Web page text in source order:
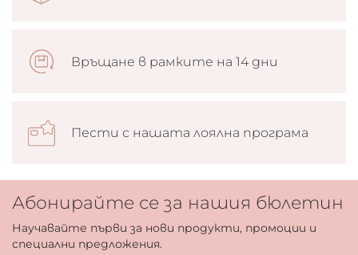
Връщане в рамките на 14 дни
Пести с нашата лоялна програма
Абонирайте се за нашия бюлетин
Научавайте първи за нови продукти, промоции и
специални предложения.